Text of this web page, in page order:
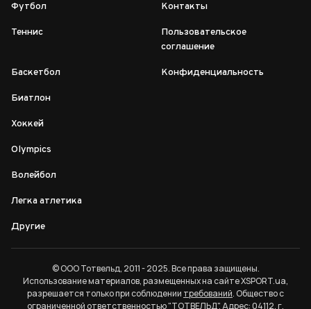
Футбол
Теннис
Баскетбол
Биатлон
Хоккей
Olympics
Волейбол
Легка атлетика
Другие
Контакты
Пользовательское
соглашение
Конфиденциальность
© ООО Тотвельд, 2011 - 2025. Все права защищены.
Использование материалов, размещенных на сайте XSPORT.ua,
разрешается только при соблюдении требований. Общество с
ограниченной ответственностью "ТОТВЕЛЬД". Адрес: 04112, г.